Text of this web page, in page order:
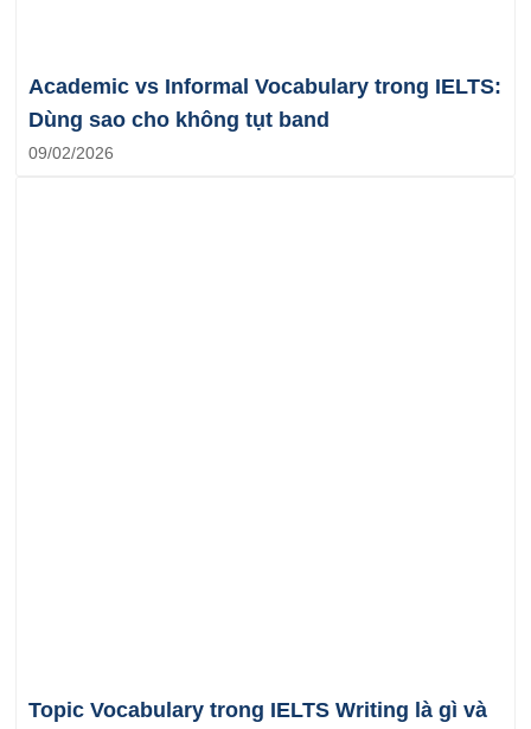
Academic vs Informal Vocabulary trong IELTS:
Dùng sao cho không tụt band
09/02/2026
Topic Vocabulary trong IELTS Writing là gì và